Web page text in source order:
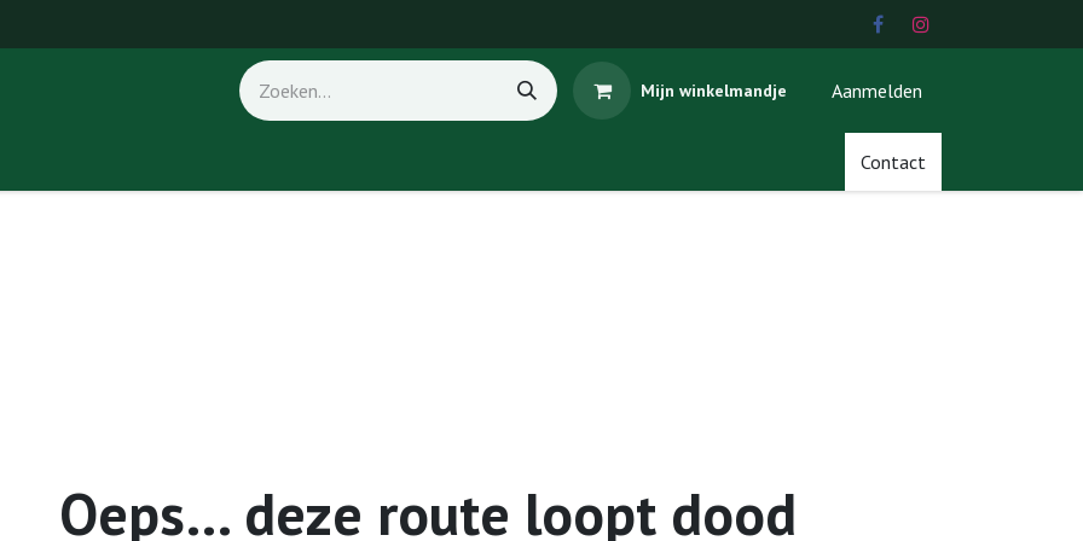
Mijn winkelmandje Aanmelden
Contact
Oeps… deze route loopt dood